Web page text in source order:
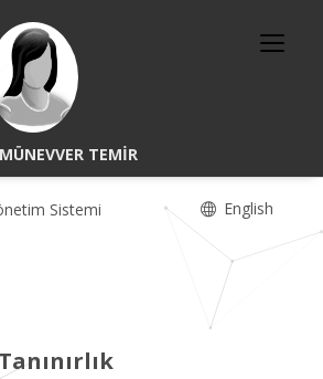
TEMİR
Sistemi English